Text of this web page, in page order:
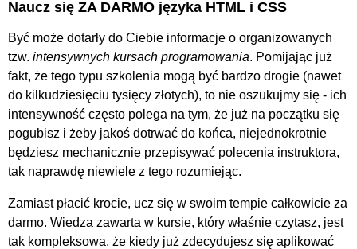
Naucz się ZA DARMO języka HTML i CSS
Być może dotarły do Ciebie informacje o organizowanych
tzw. intensywnych kursach programowania. Pomijając już
fakt, że tego typu szkolenia mogą być bardzo drogie (nawet
do kilkudziesięciu tysięcy złotych), to nie oszukujmy się - ich
intensywność często polega na tym, że już na początku się
pogubisz i żeby jakoś dotrwać do końca, niejednokrotnie
będziesz mechanicznie przepisywać polecenia instruktora,
tak naprawdę niewiele z tego rozumiejąc.
Zamiast płacić krocie, ucz się w swoim tempie całkowicie za
darmo. Wiedza zawarta w kursie, który właśnie czytasz, jest
tak kompleksowa, że kiedy już zdecydujesz się aplikować